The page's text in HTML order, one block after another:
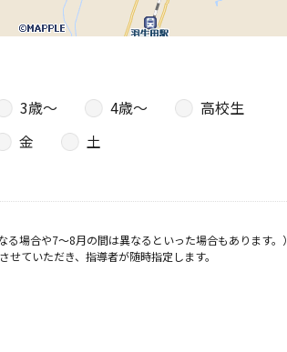
3歳〜 4歳〜
高校生
金
土
場合や7～8月の間は異なるといった場合もあります。）
ていただき、指導者が随時指定します。